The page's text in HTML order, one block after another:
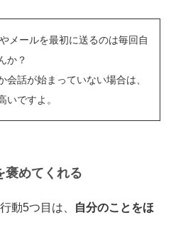
メールを最初に送るのは毎回自
か？
会話が始まっていない場合は、
いですよ。
めてくれる
動5つ目は、
自分のことをほ